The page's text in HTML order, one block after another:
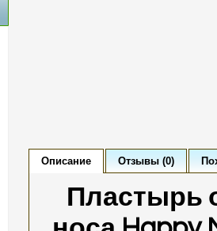
Описание Отзывы (0)
Пластырь